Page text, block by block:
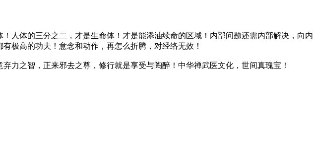
体的三分之二，才是生命体！才是能添油续命的区域！内部问题还需内部解决，向内
极高的功夫！意念和动作，再怎么折腾，对经络无效！
之智，正来邪去之尊，修行就是享受与陶醉！中华禅武医文化，世间真瑰宝！